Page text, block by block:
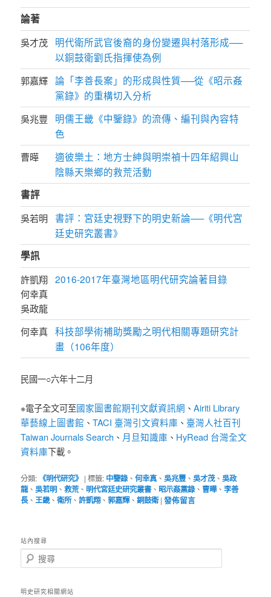
論著
吳才茂
明代衛所武官後裔的身份變遷與村落形成──
以銅鼓衛劉氏指揮使為例
郭嘉輝 論「李善長案」的形成與性質──從《昭示姦
黨錄》的重構切入分析
吳兆豐
明儒王畿《中鑒錄》的流傳、編刊與內容特
色
曹曄
適彼樂土：地方士紳與明崇禎十四年紹興山
陰縣天樂鄉的救荒活動
書評
吳若明
書評：宮廷史視野下的明史新論──《明代宮
廷史研究叢書》
學訊
許凱翔
何幸真
吳政龍
2016-2017年臺灣地區明代研究論著目錄
何幸真 科技部學術補助獎勵之明代相關專題研究計
畫（106年度）
民國一○六年十二月
※電子全文可至國家圖書館期刊文獻資訊網 、Airiti Library
華藝線上圖書館 、TACI 臺灣引文資料庫 、 臺灣人社百刊
Taiwan Journals Search 、 月旦知識庫 、 HyRead 台灣全文
資料庫下載。
分類: 《明代研究》 |標籤: 中鑒錄、何幸真、吳兆豐 、吳才茂、吳政
龍、吳若明 、救荒、 明代宮廷史研究叢書、 昭示姦黨錄、曹曄、李善
長、王畿、衛所、許凱翔 、郭嘉輝、銅鼓衛 |發佈留言
站內搜尋
搜
尋
明史研究相關網站